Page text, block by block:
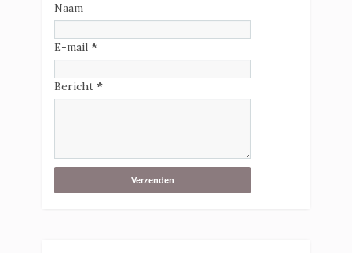
Naam
E-mail *
Bericht *